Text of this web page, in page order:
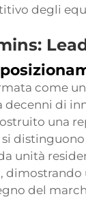
degli
come
decenni di
una
si
unità
dimostrando
del